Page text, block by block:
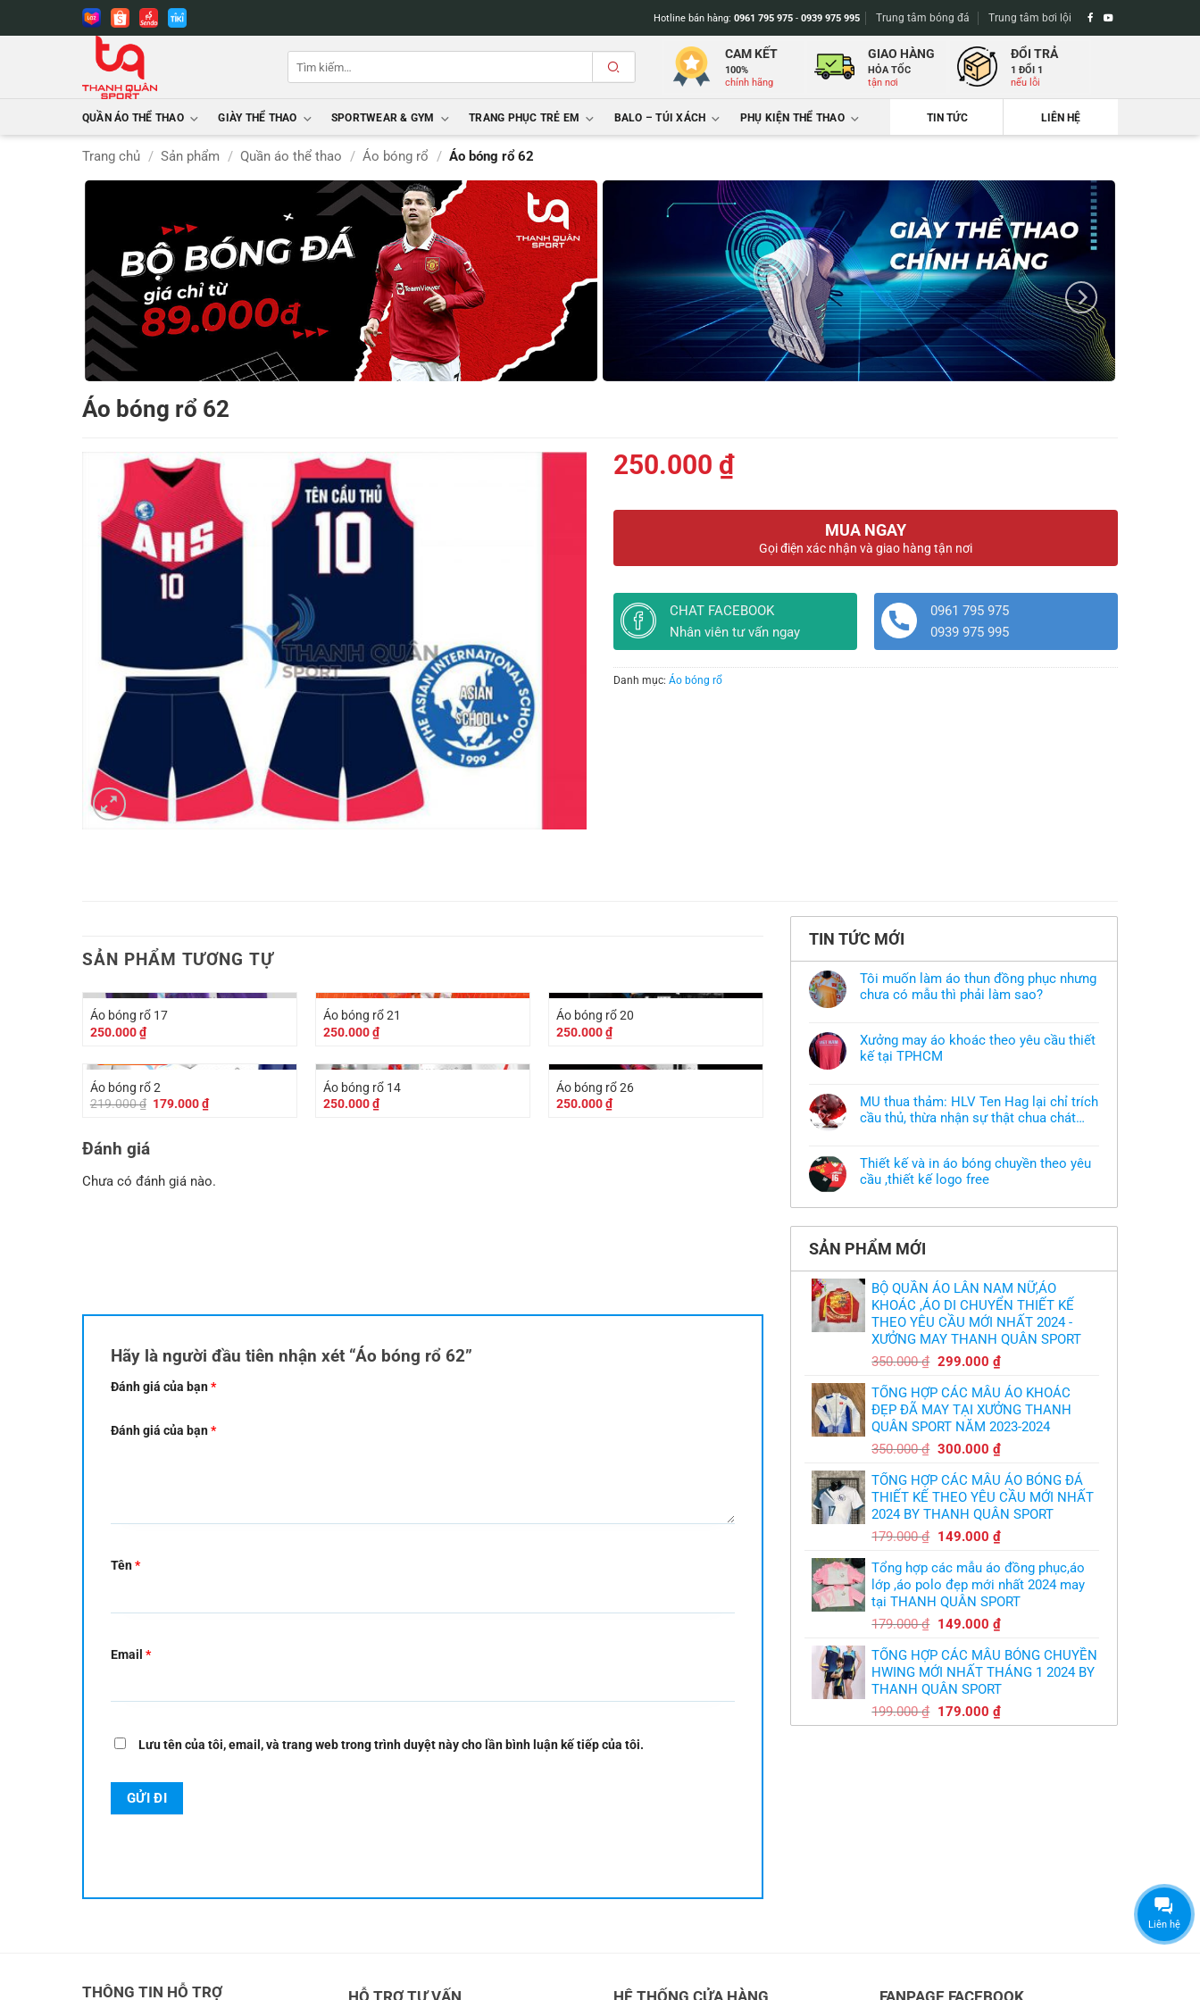
Hotline bán hàng: 0961 795 975- 0939 975 995 Trung tâm bóng đá Trung tâm bơi lội
Tìm
CAM KẾT
100%
chính hãng
GIAO HÀNG
HỎA TỐC
tận nơi
ĐỔI TRẢ
1 ĐỔI 1
nếu lỗi
QUẦN ÁO THỂ THAO GIÀY THỂ THAO SPORTWEAR & GYM TRANG PHỤC TRẺ EM BALO – TÚI XÁCH PHỤ KIỆN THỂ THAO TIN TỨC LIÊN HỆ
Trang chủ / Sản phẩm / Quần áo thể thao / Áo bóng rổ / Áo bóng rổ 62
Áo bóng rổ 62
250.000 ₫
MUA NGAY
Gọi điện xác nhận và giao hàng tận nơi
CHAT FACEBOOK
Nhân viên tư vấn ngay
0961 795 975
0939 975 995
Danh mục: Áo bóng rổ
SẢN PHẨM TƯƠNG TỰ
Áo bóng rổ 17
250.000₫
Áo bóng rổ 21
250.000₫
Áo bóng rổ 20
250.000₫
Áo bóng rổ 2
219.000₫ Giá
179.000₫Giá
hiện
Áo bóng rổ 14
250.000₫
Áo bóng rổ 26
250.000₫
Đánh giá
Chưa có đánh giá nào.
Hãy là người đầu tiên nhận xét “Áo bóng rổ 62”
Đánh giá của bạn*
Đánh giá của bạn*
Tên*
Email *
Lưu tên của tôi, email, và trang web trong trình duyệt này cho lần bình luận kế tiếp của tôi.
TIN TỨC MỚI
Tôi muốn làm áo thun đồng phục nhưng
chưa có mẫu thì phải làm sao?
bình
luận
ở
Tôi
áo
thun
đồng
có
mẫu
thì
Xưởng may áo khoác theo yêu cầu thiết
kế tại TPHCM
bình
luận
ở
Xưởng
khoác
theo
yêu
kế
MU thua thảm: HLV Ten Hag lại chỉ trích
cầu thủ, thừa nhận sự thật chua chát
bình
luận
ở
MU
thảm:
Ten
Hag
lại
trích
cầu
thủ,
thừa
nhận
sự
thật
chát
của
bầy
quỷ
nhỏ
Thiết kế và in áo bóng chuyền theo yêu
cầu ,thiết kế logo free
có
luận
Thiết
và
in
áo
bóng
chuyền
theo
yêu
cầu
,thiết
free
SẢN PHẨM MỚI
BỘ QUẦN ÁO LÂN NAM NỮ,ÁO
KHOÁC ,ÁO DI CHUYỂN THIẾT KẾ
THEO YÊU CẦU MỚI NHẤT 2024 -
XƯỞNG MAY THANH QUÂN SPORT
350.000₫ Giá
là:
350.000 ₫.
299.000 ₫Giá
tại
là:
299.000 ₫.
TỔNG HỢP CÁC MẪU ÁO KHOÁC
ĐẸP ĐÃ MAY TẠI XƯỞNG THANH
QUÂN SPORT NĂM 2023-2024
350.000₫ Giá
là:
350.000 ₫.
300.000 ₫Giá
tại
là:
300.000 ₫.
TỔNG HỢP CÁC MẪU ÁO BÓNG ĐÁ
THIẾT KẾ THEO YÊU CẦU MỚI NHẤT
2024 BY THANH QUÂN SPORT
179.000₫ Giá
là:
179.000 ₫.
149.000 ₫Giá
tại
là:
149.000 ₫.
Tổng hợp các mẫu áo đồng phục,áo
lớp ,áo polo đẹp mới nhất 2024 may
tại THANH QUÂN SPORT
179.000₫ Giá
là:
179.000 ₫.
149.000 ₫Giá
tại
là:
TỔNG HỢP CÁC MẪU BÓNG CHUYỀN
HWING MỚI NHẤT THÁNG 1 2024 BY
THANH QUÂN SPORT
199.000₫ Giá
gốc
179.000 ₫Giá
hiện
THÔNG TIN HỖ TRỢ HỖ TRỢ TƯ VẤN HỆ THỐNG CỬA HÀNG FANPAGE FACEBOOK
Liên hệ